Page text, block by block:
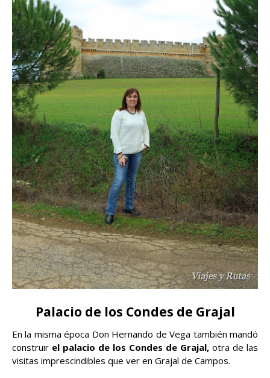
Palacio de los Condes de Grajal
En la misma época Don Hernando de Vega también mandó
construir el palacio de los Condes de Grajal, otra de las
visitas imprescindibles que ver en Grajal de Campos.